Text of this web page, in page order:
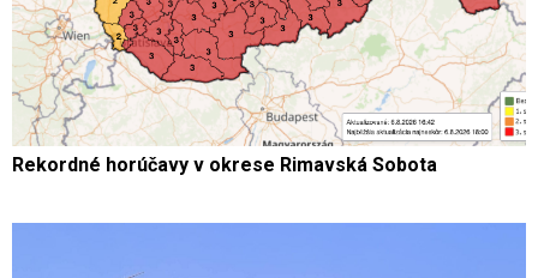
Rekordné horúčavy v okrese Rimavská Sobota